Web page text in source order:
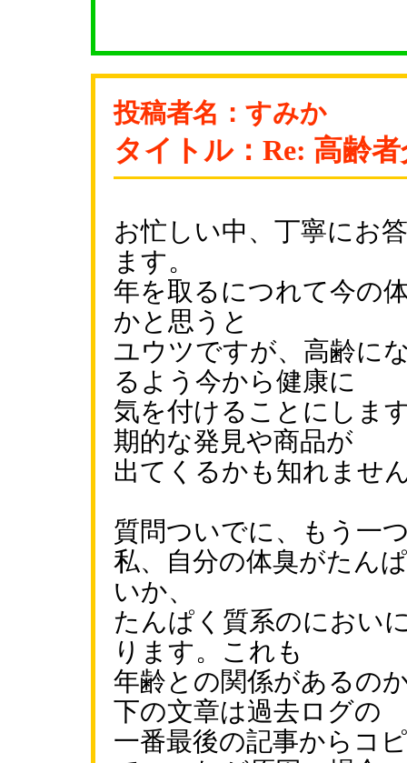
投稿者名：すみか
タイトル：Re: 高齢
お忙しい中、丁寧にお
ます。
年を取るにつれて今の
かと思うと
ユウツですが、高齢に
るよう今から健康に
気を付けることにしま
期的な発見や商品が
出てくるかも知れませ
質問ついでに、もう一
私、自分の体臭がたん
いか、
たんぱく質系のにおい
ります。これも
年齢との関係があるの
下の文章は過去ログの
一番最後の記事からコ